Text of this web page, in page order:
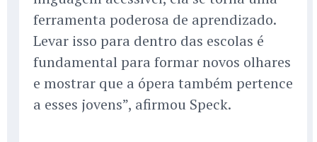
ferramenta poderosa de aprendizado.
Levar isso para dentro das escolas é
fundamental para formar novos olhares
e mostrar que a ópera também pertence
a esses jovens”, afirmou Speck.